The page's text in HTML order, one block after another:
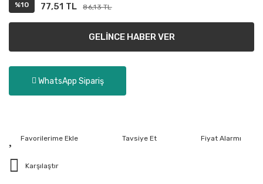
%10 77,51 TL 86,13 TL
GELİNCE HABER VER
WhatsApp Sipariş
Tavsiye Et Fiyat Alarmı
Karşılaştır